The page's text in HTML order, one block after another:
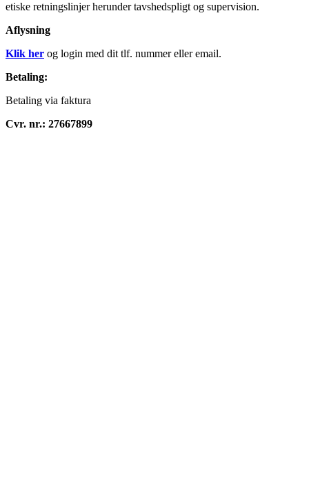
etiske retningslinjer herunder tavshedspligt og supervision.
Aflysning
Klik her og login med dit tlf. nummer eller email.
Betaling:
Betaling via faktura
Cvr. nr.: 27667899